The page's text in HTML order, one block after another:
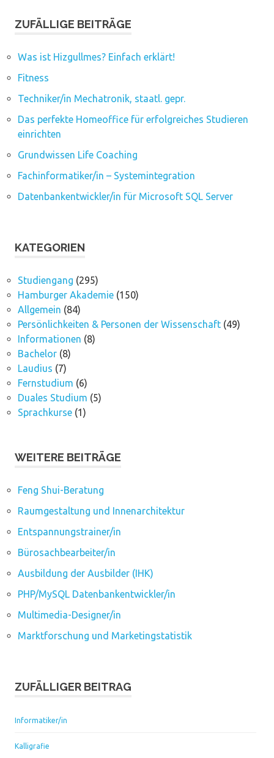
ZUFÄLLIGE BEITRÄGE
Was ist Hizgullmes? Einfach erklärt!
Fitness
Techniker/in Mechatronik, staatl. gepr.
Das perfekte Homeoffice für erfolgreiches Studieren
einrichten
Grundwissen Life Coaching
Fachinformatiker/in – Systemintegration
Datenbankentwickler/in für Microsoft SQL Server
KATEGORIEN
Studiengang (295)
Hamburger Akademie(150)
Allgemein (84)
Persönlichkeiten & Personen der Wissenschaft(49)
Informationen (8)
Bachelor(8)
Laudius (7)
Fernstudium (6)
Duales Studium (5)
Sprachkurse(1)
WEITERE BEITRÄGE
Feng Shui-Beratung
Raumgestaltung und Innenarchitektur
Entspannungstrainer/in
Bürosachbearbeiter/in
Ausbildung der Ausbilder (IHK)
PHP/MySQL Datenbankentwickler/in
Multimedia-Designer/in
Marktforschung und Marketingstatistik
ZUFÄLLIGER BEITRAG
Informatiker/in
Kalligrafie